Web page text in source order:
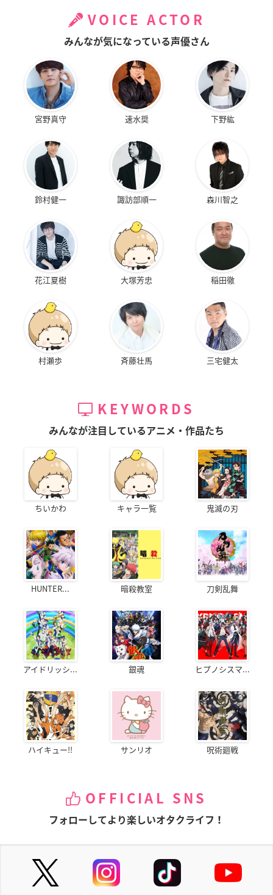
VOICE ACTOR
みんなが気になっている声優さん
宮野真守 速水奨 下野紘
鈴村健一 諏訪部順一 森川智之
花江夏樹 大塚芳忠 稲田徹
村瀬歩 斉藤壮馬 三宅健太
KEYWORDS
みんなが注目しているアニメ・作品たち
ちいかわ キャラ一覧 鬼滅の刃
HUNTER... 暗殺教室 刀剣乱舞
アイドリッシ... 銀魂 ヒプノシスマ...
ハイキュー!! サンリオ 呪術廻戦
OFFICIAL SNS
フォローしてより楽しいオタクライフ！